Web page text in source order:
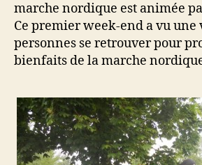
marche nordique est animée
Ce premier week-end a vu une
personnes se retrouver pour
bienfaits de la marche